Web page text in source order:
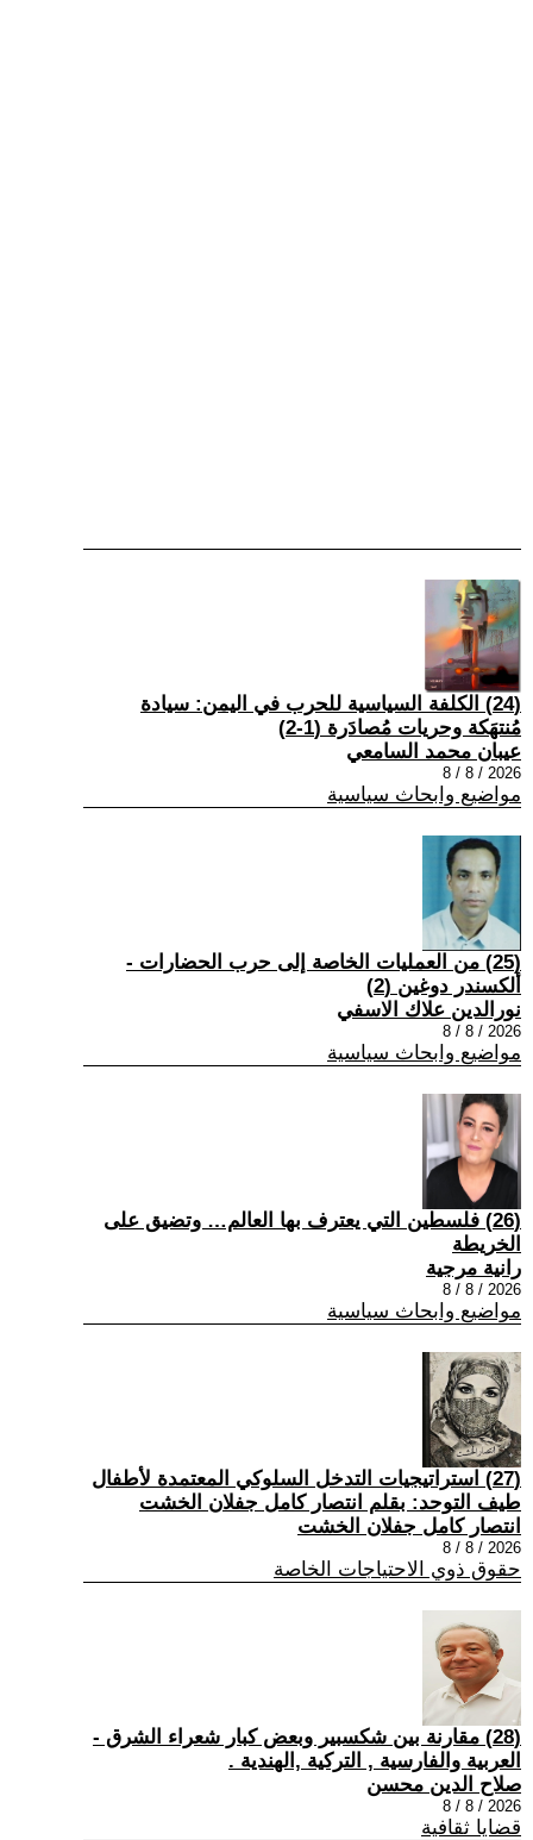
(24) الكلفة السياسية للحرب في اليمن: سيادة
مُنتهَكة وحريات مُصادَرة (1-2)
عيبان محمد السامعي
2026 / 8 / 8
مواضيع وابحاث سياسية
(25) من العمليات الخاصة إلى حرب الحضارات -
ألكسندر دوغين (2)
نورالدين علاك الاسفي
2026 / 8 / 8
مواضيع وابحاث سياسية
(26) فلسطين التي يعترف بها العالم… وتضيق على
الخريطة
رانية مرجية
2026 / 8 / 8
مواضيع وابحاث سياسية
(27) استراتيجيات التدخل السلوكي المعتمدة لأطفال
طيف التوحد: بقلم انتصار كامل جفلان الخشت
انتصار كامل جفلان الخشت
2026 / 8 / 8
حقوق ذوي الاحتياجات الخاصة
(28) مقارنة بين شكسبير وبعض كبار شعراء الشرق -
العربية والفارسية , التركية ,الهندية .
صلاح الدين محسن
2026 / 8 / 8
قضايا ثقافية